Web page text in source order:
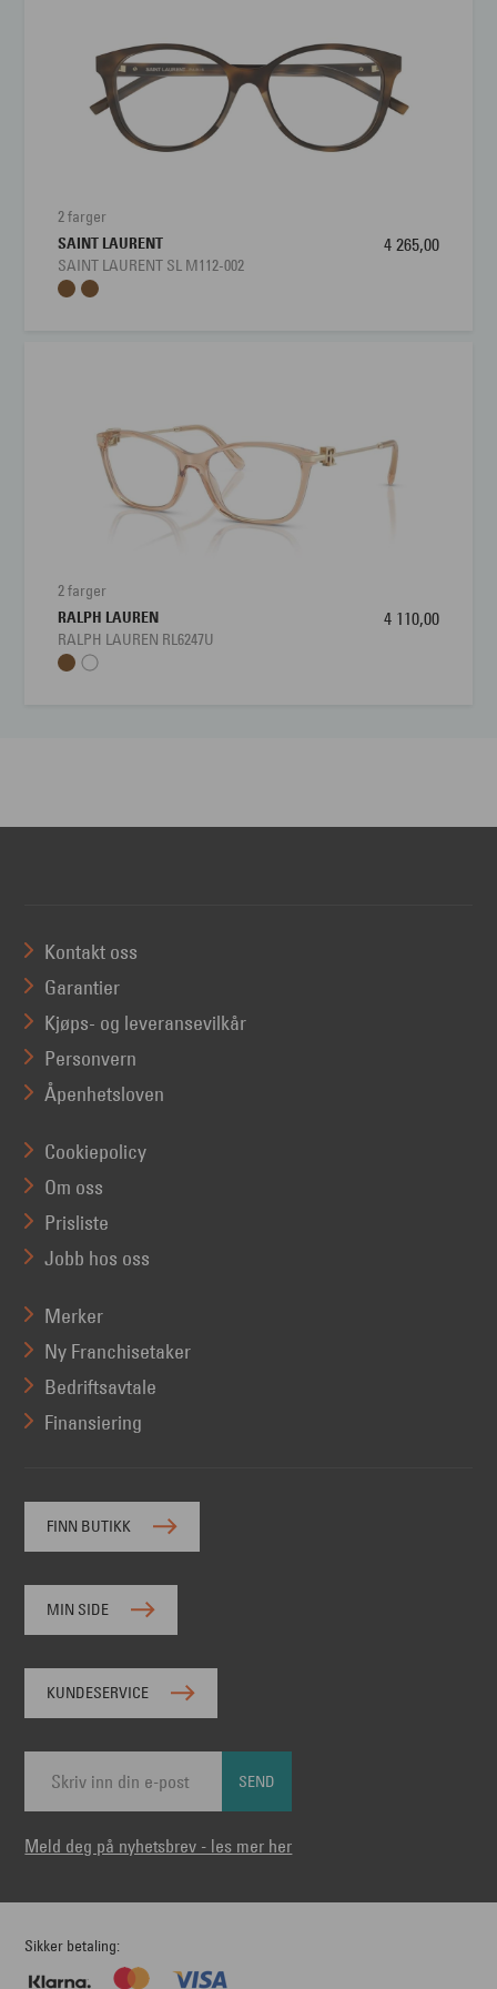
2 farger
SAINT LAURENT
SAINT LAURENT SL M112-002
4 265,00
2 farger
RALPH LAUREN
RALPH LAUREN RL6247U
4 110,00
Kontakt oss
Garantier
Kjøps- og leveransevilkår
Personvern
Åpenhetsloven
Cookiepolicy
Om oss
Prisliste
Jobb hos oss
Merker
Ny Franchisetaker
Bedriftsavtale
Finansiering
FINN BUTIKK
MIN SIDE
KUNDESERVICE
SEND
Meld deg på nyhetsbrev - les mer her
Sikker betaling